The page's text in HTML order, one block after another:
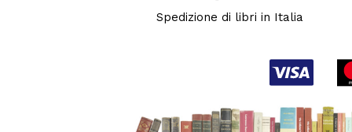
Spedizione di libri in Italia